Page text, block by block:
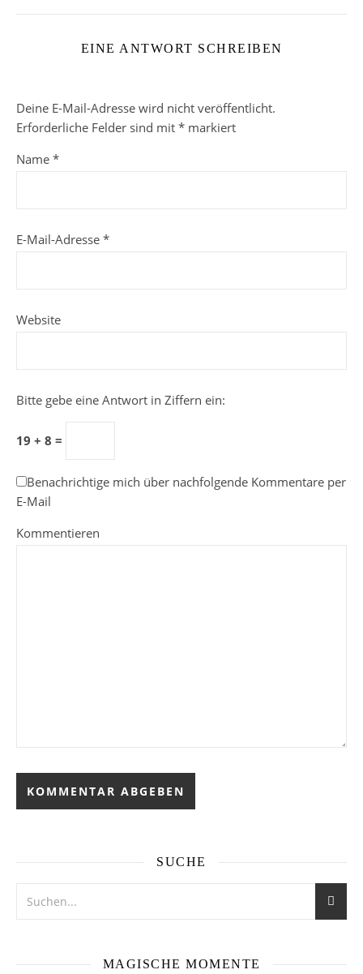
EINE ANTWORT SCHREIBEN
Deine E-Mail-Adresse wird nicht veröffentlicht.
Erforderliche Felder sind mit * markiert
Name *
E-Mail-Adresse *
Website
Bitte gebe eine Antwort in Ziffern ein:
19 + 8 =
Benachrichtige mich über nachfolgende Kommentare per
E-Mail
Kommentieren
SUCHE
MAGISCHE MOMENTE